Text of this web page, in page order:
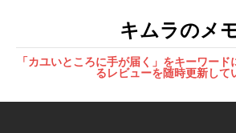
キムラのメ
「カユいところに手が届く」をキーワー
るレビューを随時更新して